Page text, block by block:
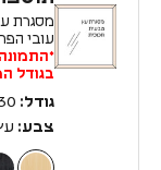
מסגרת
עובי הפרופיל 2 ס״מ
בגודל
גודל:
צבע: